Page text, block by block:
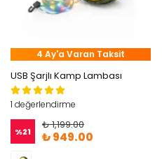
4 Ay'a Varan Taksit
USB Şarjlı Kamp Lambası
1 değerlendirme
%21
₺ 1,199.00
₺ 949.00